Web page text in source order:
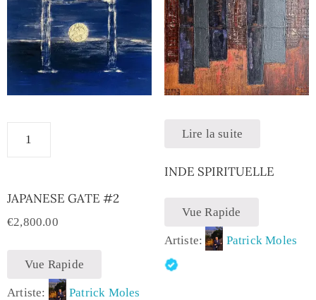
JAPANESE GATE #2
€2,800.00
Vue Rapide
Artiste: Patrick Moles
Lire la suite
INDE SPIRITUELLE
Vue Rapide
Artiste: Patrick Moles